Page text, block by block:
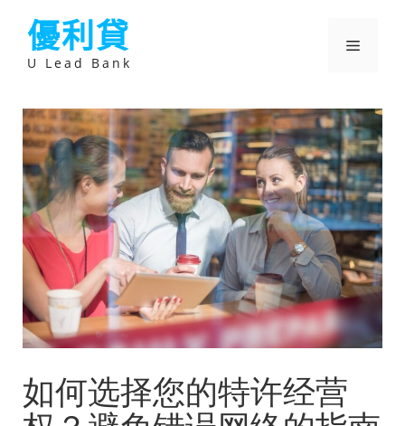
優利貸
U Lead Bank
選
如何选择您的特许经营